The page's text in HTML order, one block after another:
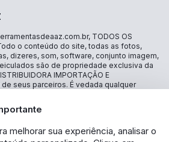
melhorar sua experiência, analisar o
, TODOS OS
Todo o conteúdo do site, todas as fotos,
dizeres, som, software, conjunto imagem,
são de propriedade exclusiva da
IMPORTAÇÃO E
de seus parceiros. É vedada qualquer
de qualquer direito mencionado
cível e criminal nos termos da Lei.
30.356.735/0001-13 - Estrada das